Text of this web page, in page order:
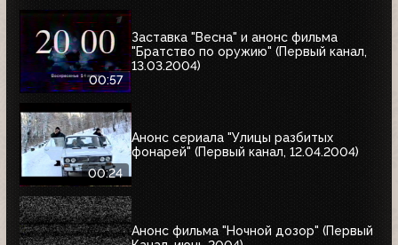
00:57
Заставка "Весна" и анонс фильма
"Братство по оружию" (Первый канал,
13.03.2004)
00:24
Анонс сериала "Улицы разбитых
фонарей" (Первый канал, 12.04.2004)
Анонс фильма "Ночной дозор" (Первый